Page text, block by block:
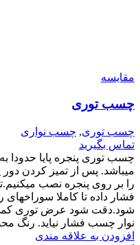
مقایسه
چسب توری
چسب توری, چسب نواری
تماس بگیرید
میباشد. پس از تمیز کردن دور
را بر روی پنجره نصب
فشار داده تا کاملا
شود.دقت شود عرض توری
نوار چسب فشار نیاید. رنگ
افزودن به علاقه مندی